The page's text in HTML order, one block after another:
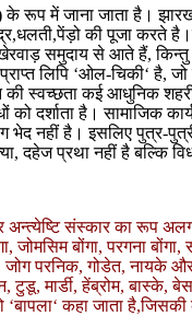
के रूप में जाना जाता है।
की पूजा करते
समुदाय से आते हैं, किन्तु
लिपि ‘ओल-चिकी‘ है,
स्वच्छता कई आधुनिक
दर्शाता है। सामाजिक
भेद नहीं है। इसलिए
प्रथा नहीं है बल्कि
संस्कार का रूप
बोंगा, परगना
परनिक, गोडेत, नायके
मार्डी, हेंब्रोम, बास्के,
‘बापला‘ कहा जाता